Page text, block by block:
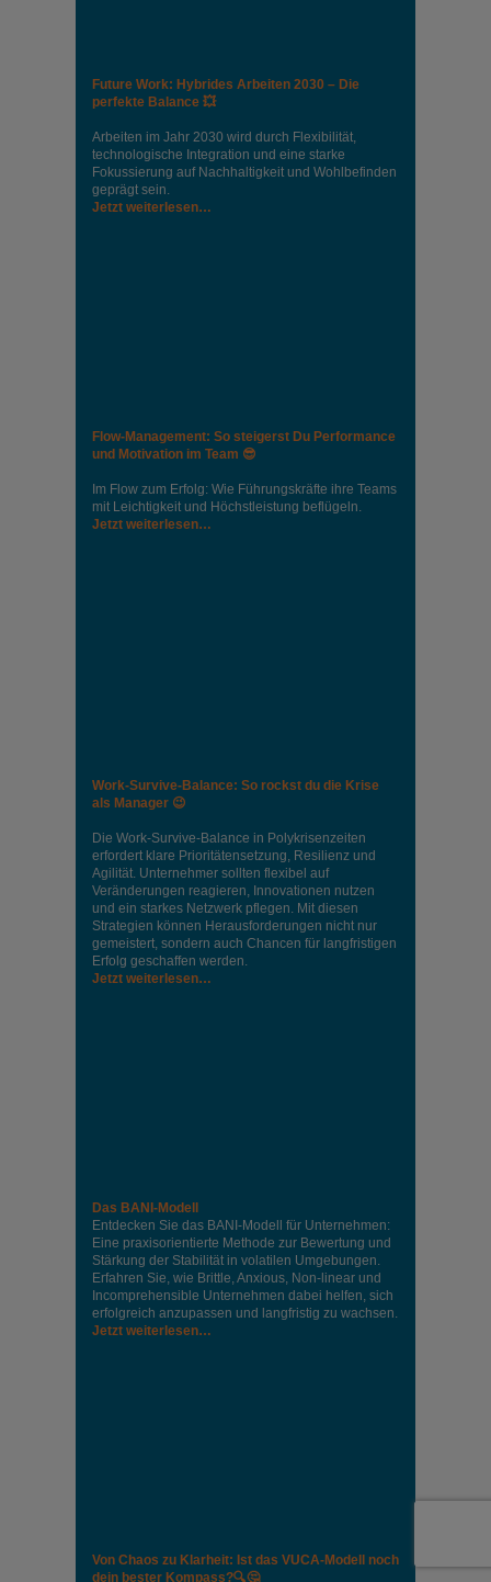
Future Work: Hybrides Arbeiten 2030 – Die
perfekte Balance 💥
Arbeiten im Jahr 2030 wird durch Flexibilität,
technologische Integration und eine starke
Fokussierung auf Nachhaltigkeit und Wohlbefinden
geprägt sein.
Jetzt weiterlesen…
Flow-Management: So steigerst Du Performance
und Motivation im Team 😎
Im Flow zum Erfolg: Wie Führungskräfte ihre Teams
mit Leichtigkeit und Höchstleistung beflügeln.
Jetzt weiterlesen…
Work-Survive-Balance: So rockst du die Krise
als Manager 😉
Die Work-Survive-Balance in Polykrisenzeiten
erfordert klare Prioritätensetzung, Resilienz und
Agilität. Unternehmer sollten flexibel auf
Veränderungen reagieren, Innovationen nutzen
und ein starkes Netzwerk pflegen. Mit diesen
Strategien können Herausforderungen nicht nur
gemeistert, sondern auch Chancen für langfristigen
Erfolg geschaffen werden.
Jetzt weiterlesen…
Das BANI-Modell
Entdecken Sie das BANI-Modell für Unternehmen:
Eine praxisorientierte Methode zur Bewertung und
Stärkung der Stabilität in volatilen Umgebungen.
Erfahren Sie, wie Brittle, Anxious, Non-linear und
Incomprehensible Unternehmen dabei helfen, sich
erfolgreich anzupassen und langfristig zu wachsen.
Jetzt weiterlesen…
Von Chaos zu Klarheit: Ist das VUCA-Modell noch
dein bester Kompass?🔍🤔